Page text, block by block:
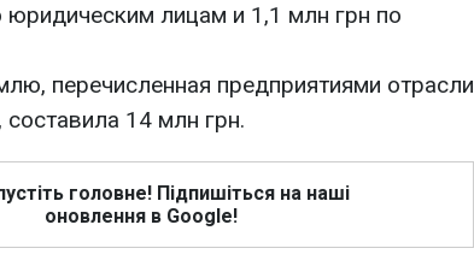
юридическим лицам и 1,1 млн грн по
перечисленная предприятиями отрасли
составила 14 млн грн.
головне! Підпишіться на наші
оновлення в Google!